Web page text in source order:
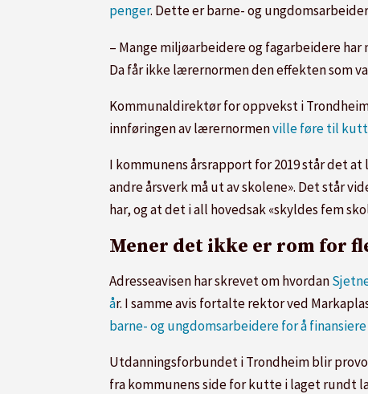
penger. Dette er barne- og
– Mange miljøarbeidere og fagarbeidere
Da får ikke lærernormen den effekten som
Kommunaldirektør for oppvekst i
innføringen av lærernormenville føre til kutt
I kommunens årsrapport for 2019 står det
andre årsverk må ut av skolene». Det står
har, og at det i all hovedsak «skyldes fem
Mener det ikke er rom for
Adresseavisen har skrevet om hvordan
år. I samme avis fortalte rektor ved
barne- og ungdomsarbeidere for å
Utdanningsforbundet i Trondheim blir
fra kommunens side for kutte i laget rundt